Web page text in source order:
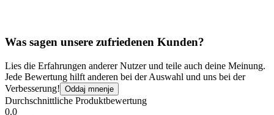
Was sagen unsere zufriedenen Kunden?
Lies die Erfahrungen anderer Nutzer und teile auch deine Meinung.
Jede Bewertung hilft anderen bei der Auswahl und uns bei der
Verbesserung! Oddaj mnenje
Durchschnittliche Produktbewertung
0.0